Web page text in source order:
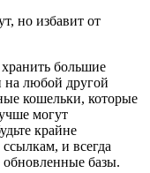
но избавит от
большие
на любой другой
кошельки, которые
могут
крайне
и всегда
базы.